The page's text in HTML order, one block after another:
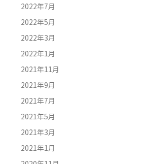
2022年7月
2022年5月
2022年3月
2022年1月
2021年11月
2021年9月
2021年7月
2021年5月
2021年3月
2021年1月